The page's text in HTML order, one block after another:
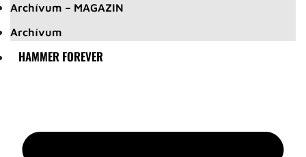
Archívum – MAGAZIN
Archívum
HAMMER FOREVER